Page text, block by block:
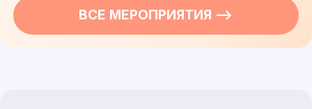
ВСЕ МЕРОПРИЯТИЯ —>